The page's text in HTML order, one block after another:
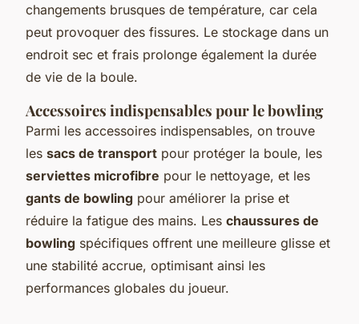
changements brusques de température, car cela
peut provoquer des fissures. Le stockage dans un
endroit sec et frais prolonge également la durée
de vie de la boule.
Accessoires indispensables pour le bowling
Parmi les accessoires indispensables, on trouve
les sacs de transport pour protéger la boule, les
serviettes microfibre pour le nettoyage, et les
gants de bowling pour améliorer la prise et
réduire la fatigue des mains. Les chaussures de
bowling spécifiques offrent une meilleure glisse et
une stabilité accrue, optimisant ainsi les
performances globales du joueur.